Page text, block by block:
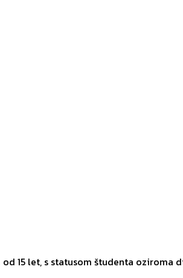
15 let, s statusom študenta oziroma